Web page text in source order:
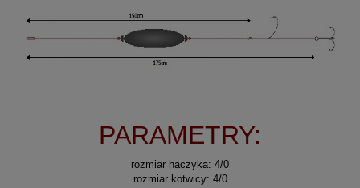
PARAMETRY:
rozmiar haczyka: 4/0
rozmiar kotwicy: 4/0